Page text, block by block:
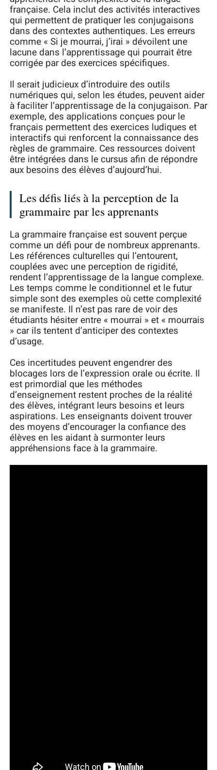
française. Cela inclut des activités interactives
qui permettent de pratiquer les conjugaisons
dans des contextes authentiques. Les erreurs
comme « Si je mourrai, j’irai » dévoilent une
lacune dans l’apprentissage qui pourrait être
corrigée par des exercices spécifiques.
Il serait judicieux d’introduire des outils
numériques qui, selon les études, peuvent aider
à faciliter l’apprentissage de la conjugaison. Par
exemple, des applications conçues pour le
français permettent des exercices ludiques et
interactifs qui renforcent la connaissance des
règles de grammaire. Ces ressources doivent
être intégrées dans le cursus afin de répondre
aux besoins des élèves d’aujourd’hui.
Les défis liés à la perception de la
grammaire par les apprenants
La grammaire française est souvent perçue
comme un défi pour de nombreux apprenants.
Les références culturelles qui l’entourent,
couplées avec une perception de rigidité,
rendent l’apprentissage de la langue complexe.
Les temps comme le conditionnel et le futur
simple sont des exemples où cette complexité
se manifeste. Il n’est pas rare de voir des
étudiants hésiter entre « mourrai » et « mourrais
» car ils tentent d’anticiper des contextes
d’usage.
Ces incertitudes peuvent engendrer des
blocages lors de l’expression orale ou écrite. Il
est primordial que les méthodes
d’enseignement restent proches de la réalité
des élèves, intégrant leurs besoins et leurs
aspirations. Les enseignants doivent trouver
des moyens d’encourager la confiance des
élèves en les aidant à surmonter leurs
appréhensions face à la grammaire.